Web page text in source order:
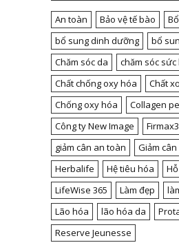
An toàn Bảo vệ tế bào
bổ sung dinh dưỡng
bổ
Chăm sóc da
chăm sóc sức
Chất chống oxy hóa
Chất
Chống oxy hóa
Collagen
Công ty New Image
Firmax3
giảm cân an toàn
Giảm
Herbalife
Hệ tiêu hóa
LifeWise 365
Làm đẹp
Lão hóa
lão hóa da
Reserve Jeunesse